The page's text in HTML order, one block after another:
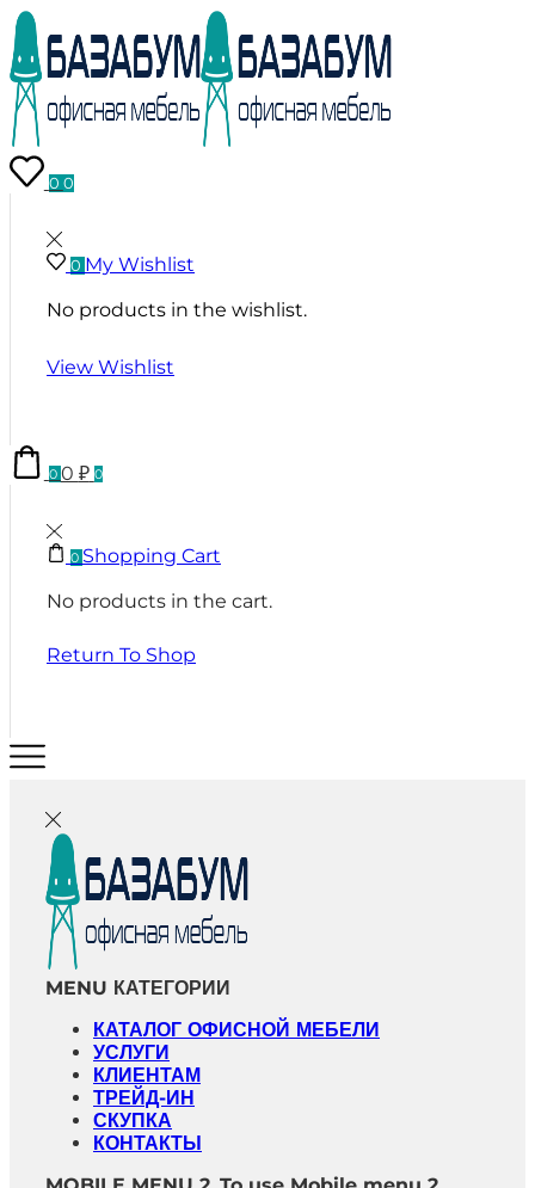
0 0
0 My Wishlist
No products in the wishlist.
View Wishlist
00 ₽ 0
0 Shopping Cart
No products in the cart.
Return To Shop
MENU КАТЕГОРИИ
КАТАЛОГ ОФИСНОЙ МЕБЕЛИ
УСЛУГИ
КЛИЕНТАМ
ТРЕЙД-ИН
СКУПКА
КОНТАКТЫ